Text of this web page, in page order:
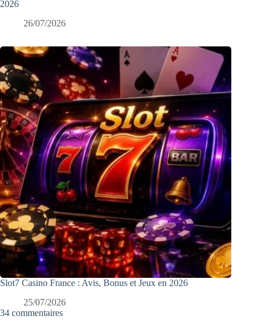
2026
26/07/2026
Slot7 Casino France : Avis, Bonus et Jeux en 2026
25/07/2026
34 commentaires